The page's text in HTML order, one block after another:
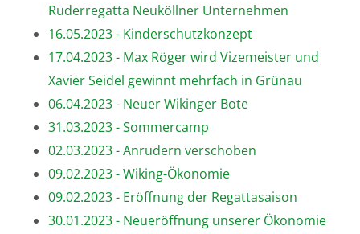
Ruderregatta Neuköllner Unternehmen
16.05.2023 - Kinderschutzkonzept
17.04.2023 - Max Röger wird Vizemeister und
Xavier Seidel gewinnt mehrfach in Grünau
06.04.2023 - Neuer Wikinger Bote
31.03.2023 - Sommercamp
02.03.2023 - Anrudern verschoben
09.02.2023 - Wiking-Ökonomie
09.02.2023 - Eröffnung der Regattasaison
30.01.2023 - Neueröffnung unserer Ökonomie